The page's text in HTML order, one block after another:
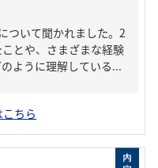
ついて聞かれました。2
とや、さまざまな経験
ように理解している...
ちら